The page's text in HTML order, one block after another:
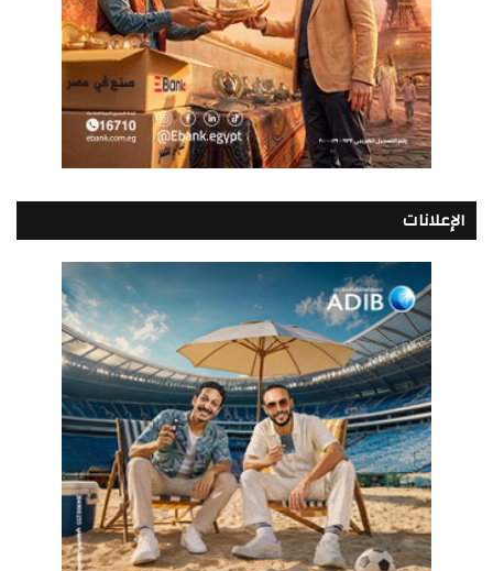
الإعلانات